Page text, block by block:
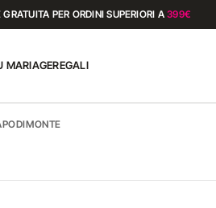
GRATUITA PER ORDINI SUPERIORI A399€
MARIAGEREGALI